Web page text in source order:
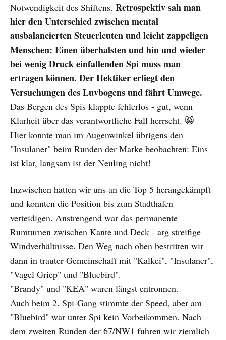
Notwendigkeit des Shiftens. Retrospektiv sah man
hier den Unterschied zwischen mental
ausbalancierten Steuerleuten und leicht zappeligen
Menschen: Einen überhalsten und hin und wieder
bei wenig Druck einfallenden Spi muss man
ertragen können. Der Hektiker erliegt den
Versuchungen des Luvbogens und fährt Umwege.
Das Bergen des Spis klappte fehlerlos - gut, wenn
Klarheit über das verantwortliche Fall herrscht. 😸
Hier konnte man im Augenwinkel übrigens den
"Insulaner" beim Runden der Marke beobachten: Eins
ist klar, langsam ist der Neuling nicht!
Inzwischen hatten wir uns an die Top 5 herangekämpft
und konnten die Position bis zum Stadthafen
verteidigen. Anstrengend war das permanente
Rumturnen zwischen Kante und Deck - arg streifige
Windverhältnisse. Den Weg nach oben bestritten wir
dann in trauter Gemeinschaft mit "Kalkei", "Insulaner",
"Vagel Griep" und "Bluebird".
"Brandy" und "KEA" waren längst entronnen.
Auch beim 2. Spi-Gang stimmte der Speed, aber am
"Bluebird" war unter Spi kein Vorbeikommen. Nach
dem zweiten Runden der 67/NW1 fuhren wir ziemlich